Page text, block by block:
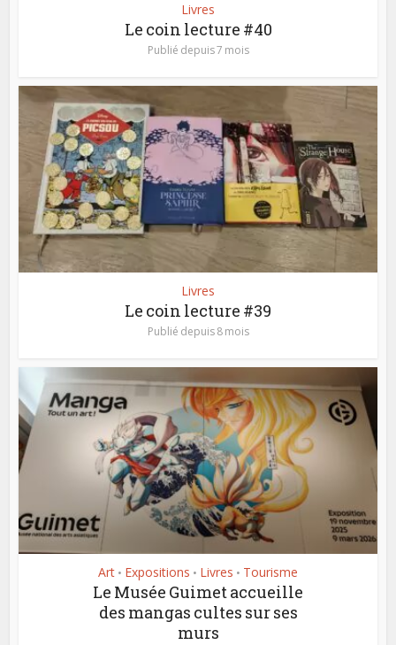
Livres
Le coin lecture #40
Publié depuis 7 mois
Livres
Le coin lecture #39
Publié depuis 8 mois
Art • Expositions • Livres • Tourisme
Le Musée Guimet accueille
des mangas cultes sur ses
murs